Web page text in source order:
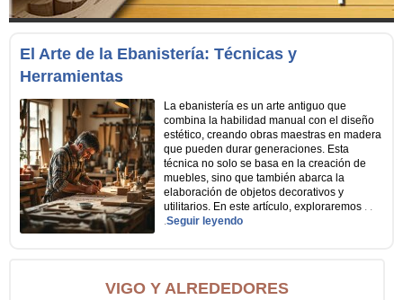
El Arte de la Ebanistería: Técnicas y
Herramientas
La ebanistería es un arte antiguo que
combina la habilidad manual con el diseño
estético, creando obras maestras en madera
que pueden durar generaciones. Esta
técnica no solo se basa en la creación de
muebles, sino que también abarca la
elaboración de objetos decorativos y
utilitarios. En este artículo, exploraremos . .
.Seguir leyendo
VIGO Y ALREDEDORES